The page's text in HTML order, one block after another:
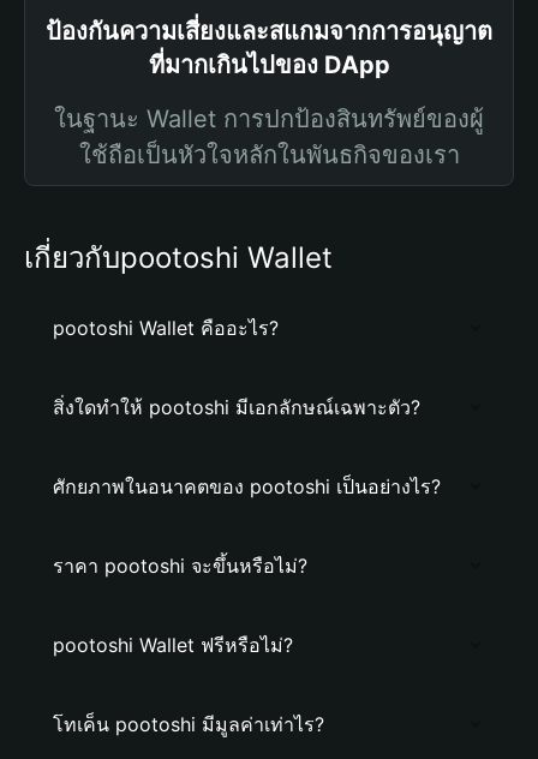
ป้องกันความเสี่ยงและสแกมจากการอนุญาต
ที่มากเกินไปของ DApp
ในฐานะ Wallet การปกป้องสินทรัพย์ของผู้
ใช้ถือเป็นหัวใจหลักในพันธกิจของเรา
เกี่ยวกับpootoshi Wallet
pootoshi Wallet คืออะไร?
สิ่งใดทำให้ pootoshi มีเอกลักษณ์เฉพาะตัว?
ศักยภาพในอนาคตของ pootoshi เป็นอย่างไร?
ราคา pootoshi จะขึ้นหรือไม่?
pootoshi Wallet ฟรีหรือไม่?
โทเค็น pootoshi มีมูลค่าเท่าไร?